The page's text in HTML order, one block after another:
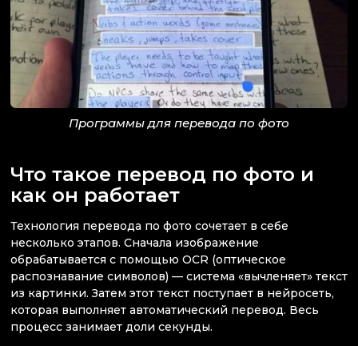
Программы для перевода по фото
Что такое перевод по фото и
как он работает
Технология перевода по фото сочетает в себе
несколько этапов. Сначала изображение
обрабатывается с помощью OCR (оптическое
распознавание символов) — система «вычленяет» текст
из картинки. Затем этот текст поступает в нейросеть,
которая выполняет автоматический перевод. Весь
процесс занимает доли секунды.